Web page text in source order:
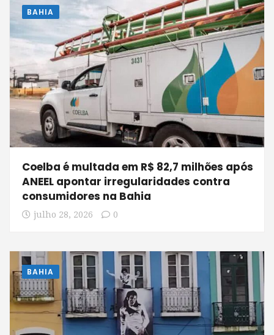
BAHIA
Coelba é multada em R$ 82,7 milhões após
ANEEL apontar irregularidades contra
consumidores na Bahia
julho 28, 2026 0
BAHIA